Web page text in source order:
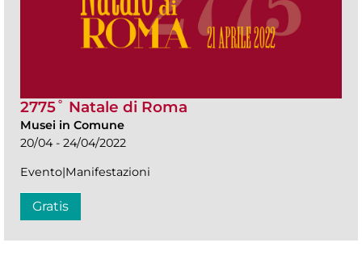
2775˚ Natale di Roma
Musei in Comune
20/04 - 24/04/2022
Evento|Manifestazioni
Gratis